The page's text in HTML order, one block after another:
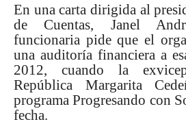
En una carta dirigida al
de Cuentas, Janel
funcionaria pide que el
una auditoría financiera a
2012, cuando la
República Margarita
programa Progresando con
fecha.